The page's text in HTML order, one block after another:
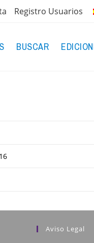
Registro Usuarios
BUSCAR
Aviso Legal